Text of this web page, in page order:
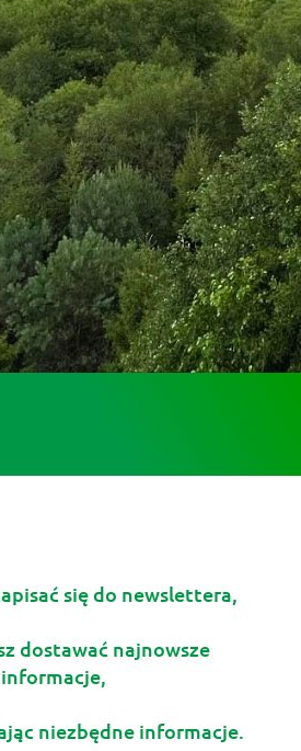
się do newslettera,
dostawać najnowsze
informacje,
niezbędne informacje.